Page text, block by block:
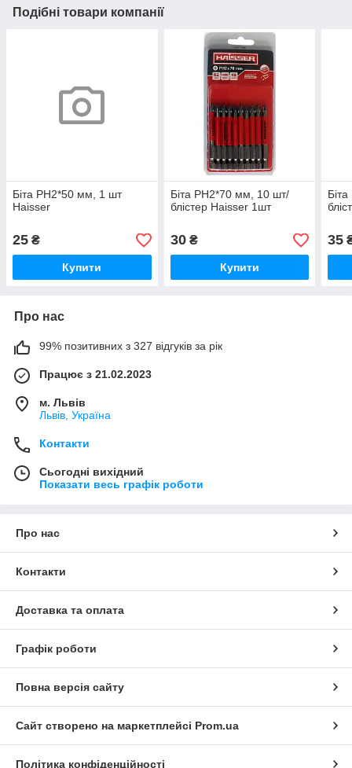
Подібні товари компанії
Біта PH2*50 мм, 1 шт
Haisser
25 ₴
Купити
Біта PH2*70 мм, 10 шт/
блістер Haisser 1шт
30₴
Купити
35
Про нас
99% позитивних з 327 відгуків за рік
Працює з 21.02.2023
м. Львів
Львів, Україна
Контакти
Сьогодні вихідний
Показати весь графік роботи
Про нас
Контакти
Доставка та оплата
Графік роботи
Повна версія сайту
Сайт створено на маркетплейсі Prom.ua
Політика конфіденційності